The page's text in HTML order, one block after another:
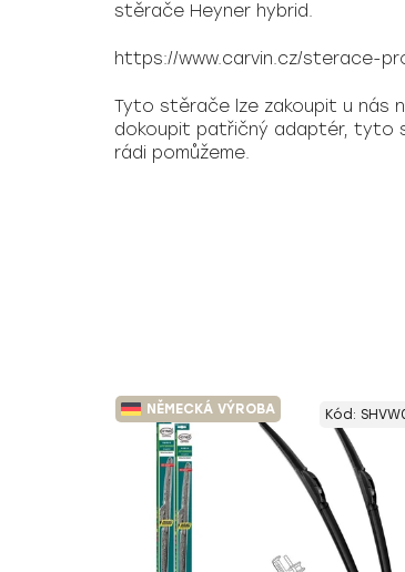
stěrače Heyner hybrid.
https://www.carvin.cz/sterace-
Tyto stěrače lze zakoupit u nás
dokoupit patřičný adaptér, tyto
rádi pomůžeme.
NĚMECKÁ VÝROBA Kód: